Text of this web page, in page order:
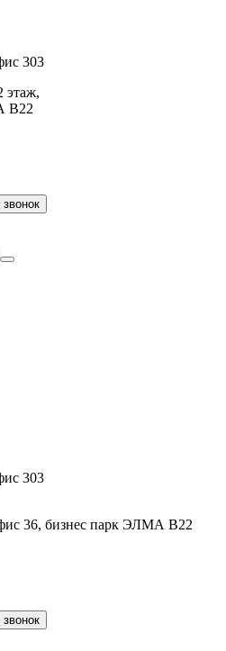
303
этаж,
В22
звонок
303
36, бизнес парк ЭЛМА В22
звонок